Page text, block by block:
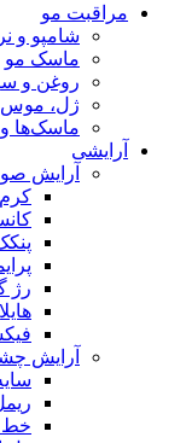
مراقبت مو
شامپو و
ماسک مو
روغن و
ژل، موس
ماسک‌ها و
آرایشی
آرایش
کرم
رژ
آرایش